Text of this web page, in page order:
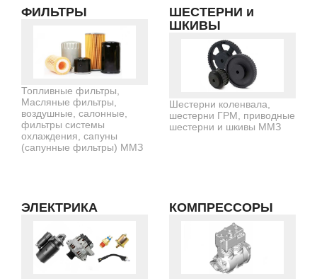
ФИЛЬТРЫ
Топливные фильтры,
Масляные фильтры,
воздушные, салонные,
фильтры системы
охлаждения, сапуны
(сапунные фильтры) ММЗ
ШЕСТЕРНИ и
ШКИВЫ
Шестерни коленвала,
шестерни ГРМ, приводные
шестерни и шкивы ММЗ
ЭЛЕКТРИКА КОМПРЕССОРЫ